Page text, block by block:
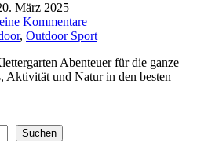
März 2025
Kommentare
, Outdoor Sport
Abenteuer für die ganze
Aktivität und Natur in den besten
Suchen